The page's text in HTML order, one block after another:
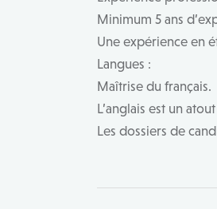
Minimum 5 ans
Une expérience en
Langues :
Maîtrise du français.
L’anglais est un
Les dossiers de